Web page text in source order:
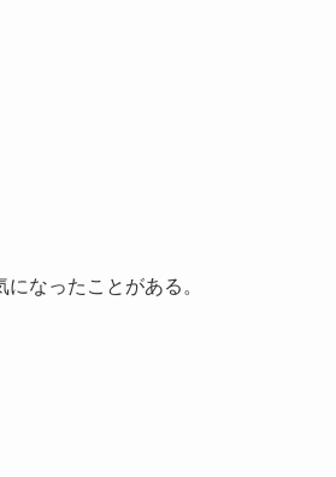
なったことがある。